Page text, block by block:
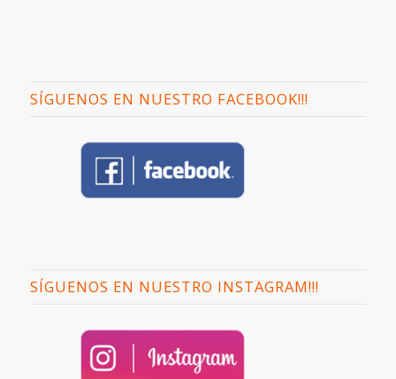
SÍGUENOS EN NUESTRO FACEBOOK!!!
SÍGUENOS EN NUESTRO INSTAGRAM!!!